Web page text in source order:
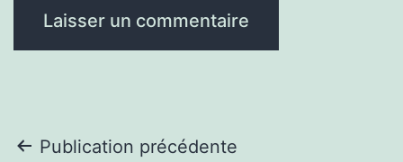
Navigation
Publication précédente